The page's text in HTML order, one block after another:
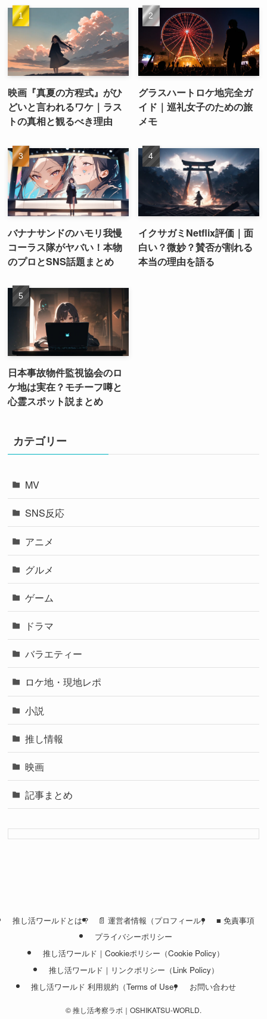
映画『真夏の方程式』がひ
どいと言われるワケ｜ラス
トの真相と観るべき理由
グラスハートロケ地完全ガ
イド｜巡礼女子のための旅
メモ
バナナサンドのハモリ我慢
コーラス隊がヤバい！本物
のプロとSNS話題まとめ
イクサガミNetflix評価｜面
白い？微妙？賛否が割れる
本当の理由を語る
日本事故物件監視協会のロ
ケ地は実在？モチーフ噂と
心霊スポット説まとめ
カテゴリー
MV
SNS反応
アニメ
グルメ
ゲーム
ドラマ
バラエティー
ロケ地・現地レポ
小説
推し情報
映画
記事まとめ
推し活ワールドとは？ 📄 運営者情報（プロフィール）
■ 免責事項
プライバシーポリシー
推し活ワールド｜Cookieポリシー（Cookie Policy）
推し活ワールド｜リンクポリシー（Link Policy）
推し活ワールド 利用規約（Terms of Use）
お問い合わせ
©推し活考察ラボ｜OSHIKATSU-WORLD.